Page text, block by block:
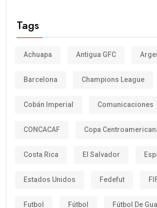
Tags
Achuapa Antigua GFC
Barcelona Champions League
Cobán Imperial Comunicaciones
CONCACAF Copa
Costa Rica El Salvador
Estados Unidos Fedefut
Futbol Fútbol Fútbol De